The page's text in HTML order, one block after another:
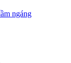
ngáng